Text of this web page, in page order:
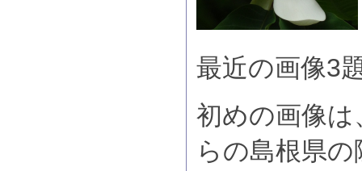
最近の画像3
初めの画像
らの島根県